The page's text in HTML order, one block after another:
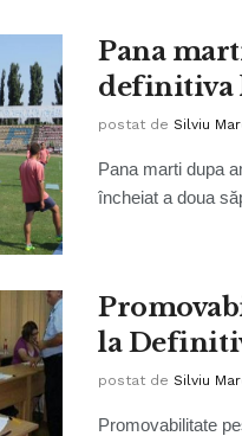
Pana
definitiva
postat de Silviu
Pana marti dupa
încheiat a doua
la
postat de Silviu
Promovabilitate